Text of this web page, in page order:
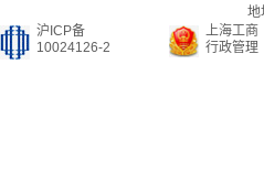
地
沪ICP备
10024126-2
上海工商
行政管理